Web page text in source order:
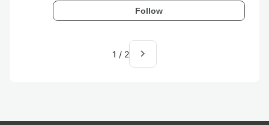
Follow
1 / 2 navigate_next